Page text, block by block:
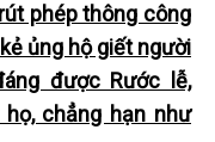
phép thông công
ủng hộ giết người
được Rước lễ,
chẳng hạn như